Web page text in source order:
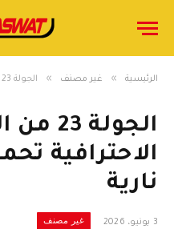
الرئيسية » غير مصنف » الجولة 23 من البطولة الاحترافية تحمل مواجهات نارية
الجولة
الاحترافية
نارية
3 يونيو، 2026 غير مصنف